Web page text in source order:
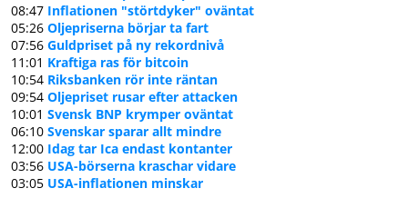
08:47 Inflationen "störtdyker" oväntat
05:26 Oljepriserna börjar ta fart
07:56 Guldpriset på ny rekordnivå
11:01 Kraftiga ras för bitcoin
10:54 Riksbanken rör inte räntan
09:54 Oljepriset rusar efter attacken
10:01 Svensk BNP krymper oväntat
06:10 Svenskar sparar allt mindre
12:00 Idag tar Ica endast kontanter
03:56 USA-börserna kraschar vidare
03:05 USA-inflationen minskar